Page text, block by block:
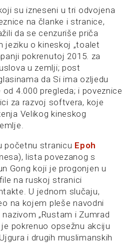
su izneseni u tri odvojena
na članke i stranice,
da se cenzuriše priča
jeziku o kineskoj „toalet
pokrenutoj 2015. za
u zemlji; post
da Si ima ozljedu
4.000 pregleda; i poveznice
za razvoj softvera, koje
Velikog kineskog
početnu stranicu Epoh
lista povezanog s
Gong koji je progonjen u
na ruskoj stranici
U jednom slučaju,
na kojem pleše navodni
„Rustam i Zumrad
pokrenuo opsežnu akciju
i drugih muslimanskih